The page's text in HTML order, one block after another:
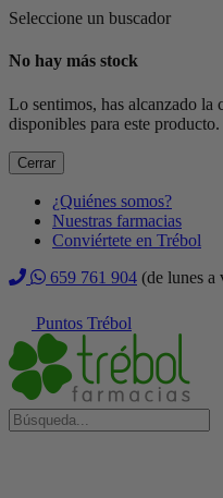
Seleccione un buscador
No hay más stock
Lo sentimos, has alcanzado la
disponibles para este producto.
Cerrar
¿Quiénes somos?
Nuestras farmacias
Conviértete en Trébol
659 761 904 (de lunes a
Puntos Trébol